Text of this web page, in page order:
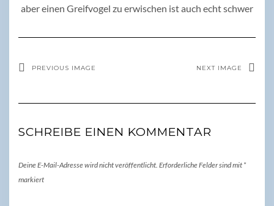
aber einen Greifvogel zu erwischen ist auch echt schwer
PREVIOUS IMAGE NEXT IMAGE
SCHREIBE EINEN KOMMENTAR
Deine E-Mail-Adresse wird nicht veröffentlicht. Erforderliche Felder sind mit *
markiert